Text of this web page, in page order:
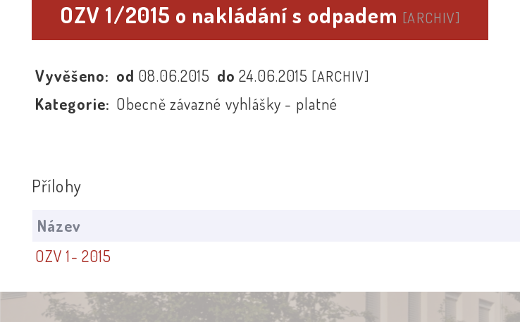
OZV 1/2015 o nakládání s odpadem [ARCHIV]
Vyvěšeno: od 08.06.2015 do24.06.2015 [ARCHIV]
Kategorie: Obecně závazné vyhlášky - platné
Přílohy
Název
OZV 1- 2015